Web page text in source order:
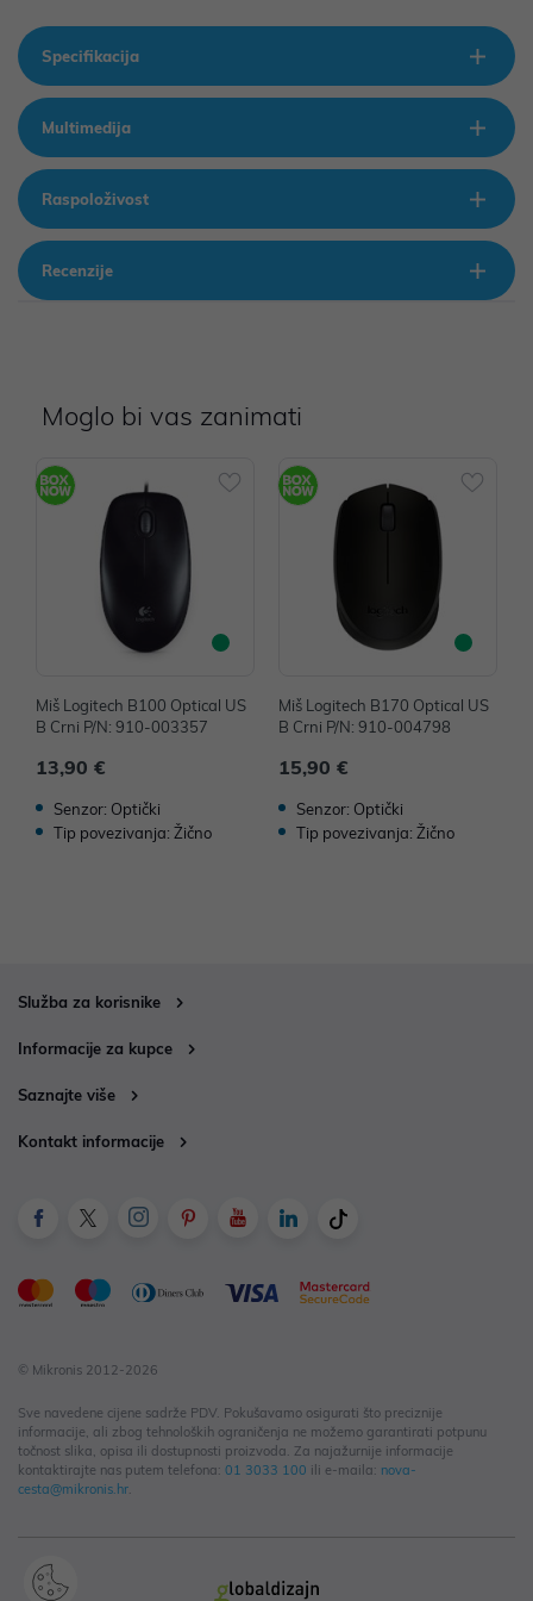
Specifikacija
Multimedija
Raspoloživost
Recenzije
Moglo bi vas zanimati
Miš Logitech B100 Optical US
B Crni P/N: 910-003357
13,90 €
Senzor: Optički
Tip povezivanja: Žično
Miš Logitech B170 Optical US
B Crni P/N: 910-004798
15,90 €
Senzor: Optički
Tip povezivanja: Žično
Služba za korisnike
Informacije za kupce
Saznajte više
Kontakt informacije
© Mikronis 2012-2026
Sve navedene cijene sadrže PDV. Pokušavamo osigurati što preciznije
informacije, ali zbog tehnoloških ograničenja ne možemo garantirati potpunu
točnost slika, opisa ili dostupnosti proizvoda. Za najažurnije informacije
kontaktirajte nas putem telefona: 01 3033 100 ili e-maila: nova-
cesta@mikronis.hr.